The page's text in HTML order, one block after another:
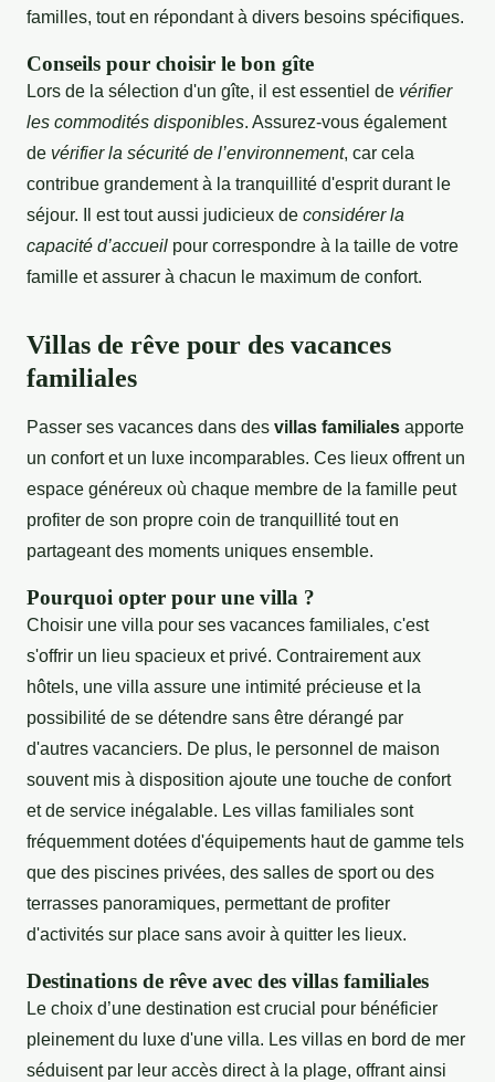
familles, tout en répondant à divers besoins spécifiques.
Conseils pour choisir le bon gîte
Lors de la sélection d'un gîte, il est essentiel de vérifier
les commodités disponibles. Assurez-vous également
de vérifier la sécurité de l’environnement, car cela
contribue grandement à la tranquillité d'esprit durant le
séjour. Il est tout aussi judicieux de considérer la
capacité d’accueil pour correspondre à la taille de votre
famille et assurer à chacun le maximum de confort.
Villas de rêve pour des vacances
familiales
Passer ses vacances dans des villas familiales apporte
un confort et un luxe incomparables. Ces lieux offrent un
espace généreux où chaque membre de la famille peut
profiter de son propre coin de tranquillité tout en
partageant des moments uniques ensemble.
Pourquoi opter pour une villa ?
Choisir une villa pour ses vacances familiales, c'est
s'offrir un lieu spacieux et privé. Contrairement aux
hôtels, une villa assure une intimité précieuse et la
possibilité de se détendre sans être dérangé par
d'autres vacanciers. De plus, le personnel de maison
souvent mis à disposition ajoute une touche de confort
et de service inégalable. Les villas familiales sont
fréquemment dotées d'équipements haut de gamme tels
que des piscines privées, des salles de sport ou des
terrasses panoramiques, permettant de profiter
d'activités sur place sans avoir à quitter les lieux.
Destinations de rêve avec des villas familiales
Le choix d’une destination est crucial pour bénéficier
pleinement du luxe d'une villa. Les villas en bord de mer
séduisent par leur accès direct à la plage, offrant ainsi